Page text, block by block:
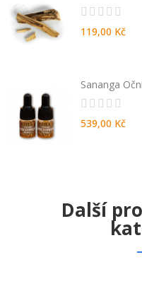
119,00 Kč
Sananga
539,00 Kč
Další